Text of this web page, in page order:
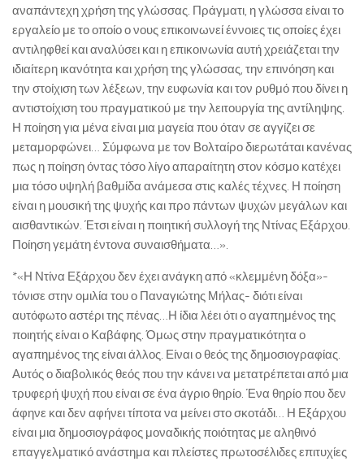
αναπάντεχη χρήση της γλώσσας. Πράγματι, η γλώσσα είναι το
εργαλείο με το οποίο ο νους επικοινωνεί έννοιες τις οποίες έχει
αντιληφθεί και αναλύσει και η επικοινωνία αυτή χρειάζεται την
ιδιαίτερη ικανότητα και χρήση της γλώσσας, την επινόηση και
την στοίχιση των λέξεων, την ευφωνία και τον ρυθμό που δίνει η
αντιστοίχιση του πραγματικού με την λειτουργία της αντίληψης.
Η ποίηση για μένα είναι μια μαγεία που όταν σε αγγίζει σε
μεταμορφώνει… Σύμφωνα με τον Βολταίρο διερωτάται κανένας
πως η ποίηση όντας τόσο λίγο απαραίτητη στον κόσμο κατέχει
μια τόσο υψηλή βαθμίδα ανάμεσα στις καλές τέχνες. Η ποίηση
είναι η μουσική της ψυχής και προ πάντων ψυχών μεγάλων και
αισθαντικών. Έτσι είναι η ποιητική συλλογή της Ντίνας Εξάρχου.
Ποίηση γεμάτη έντονα συναισθήματα…».
*«Η Ντίνα Εξάρχου δεν έχει ανάγκη από «κλεμμένη δόξα»-
τόνισε στην ομιλία του ο Παναγιώτης Μήλας- διότι είναι
αυτόφωτο αστέρι της πένας…Η ίδια λέει ότι ο αγαπημένος της
ποιητής είναι ο Καβάφης. Όμως στην πραγματικότητα ο
αγαπημένος της είναι άλλος. Είναι ο θεός της δημοσιογραφίας.
Αυτός ο διαβολικός θεός που την κάνει να μετατρέπεται από μια
τρυφερή ψυχή που είναι σε ένα άγριο θηρίο. Ένα θηρίο που δεν
άφηνε και δεν αφήνει τίποτα να μείνει στο σκοτάδι… Η Εξάρχου
είναι μια δημοσιογράφος μοναδικής ποιότητας με αληθινό
επαγγελματικό ανάστημα και πλείστες πρωτοσέλιδες επιτυχίες